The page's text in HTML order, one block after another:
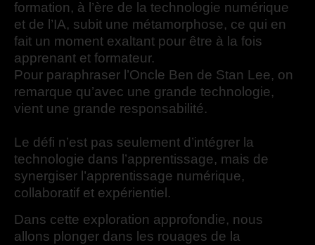
formation, à l’ère de la technologie numérique
et de l’IA, subit une métamorphose, ce qui en
fait un moment exaltant pour être à la fois
apprenant et formateur.
Pour paraphraser l’Oncle Ben de Stan Lee, on
remarque qu’avec une grande technologie,
vient une grande responsabilité.
Le défi n’est pas seulement d’intégrer la
technologie dans l’apprentissage, mais de
synergiser l’apprentissage numérique,
collaboratif et expérientiel.
Dans cette exploration approfondie, nous
allons plonger dans les rouages de la